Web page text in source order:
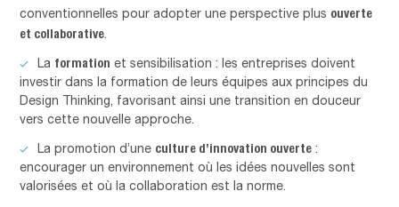
conventionnelles pour adopter une perspective plus ouverte
et collaborative
La formation et sensibilisation : les entreprises doivent
investir dans la formation de leurs équipes aux principes du
Design Thinking, favorisant ainsi une transition en douceur
vers cette nouvelle approche.
La promotion d’une culture d’innovation ouverte :
encourager un environnement où les idées nouvelles sont
valorisées et où la collaboration est la norme.